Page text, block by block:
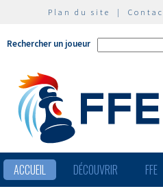
Plan du site |
Rechercher un joueur
ACCUEIL DÉCOUVRIR FFE